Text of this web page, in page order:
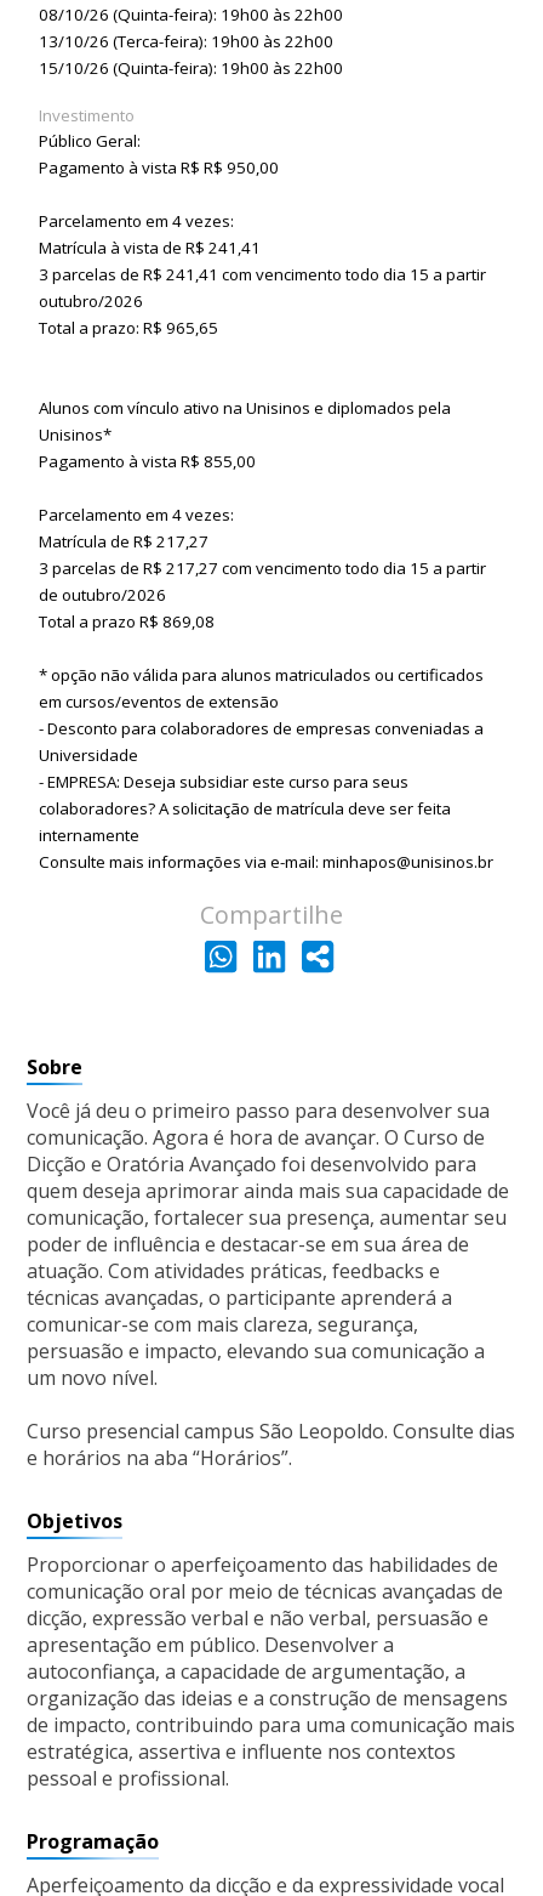
Sobre
Você já deu o primeiro passo para desenvolver sua
comunicação. Agora é hora de avançar. O Curso de
Dicção e Oratória Avançado foi desenvolvido para
quem deseja aprimorar ainda mais sua capacidade de
comunicação, fortalecer sua presença, aumentar seu
poder de influência e destacar-se em sua área de
atuação. Com atividades práticas, feedbacks e
técnicas avançadas, o participante aprenderá a
comunicar-se com mais clareza, segurança,
persuasão e impacto, elevando sua comunicação a
um novo nível.
Curso presencial campus São Leopoldo. Consulte dias
e horários na aba “Horários”.
Objetivos
Proporcionar o aperfeiçoamento das habilidades de
comunicação oral por meio de técnicas avançadas de
dicção, expressão verbal e não verbal, persuasão e
apresentação em público. Desenvolver a
autoconfiança, a capacidade de argumentação, a
organização das ideias e a construção de mensagens
de impacto, contribuindo para uma comunicação mais
estratégica, assertiva e influente nos contextos
pessoal e profissional.
Programação
Aperfeiçoamento da dicção e da expressividade vocal
08/10/26 (Quinta-feira): 19h00 às 22h00
13/10/26 (Terca-feira): 19h00 às 22h00
15/10/26 (Quinta-feira): 19h00 às 22h00
Investimento
Público Geral:
Pagamento à vista R$ R$ 950,00
Parcelamento em 4 vezes:
Matrícula à vista de R$ 241,41
3 parcelas de R$ 241,41 com vencimento todo dia 15 a partir
outubro/2026
Total a prazo: R$ 965,65
Alunos com vínculo ativo na Unisinos e diplomados pela
Unisinos*
Pagamento à vista R$ 855,00
Parcelamento em 4 vezes:
Matrícula de R$ 217,27
3 parcelas de R$ 217,27 com vencimento todo dia 15 a partir
de outubro/2026
Total a prazo R$ 869,08
* opção não válida para alunos matriculados ou certificados
em cursos/eventos de extensão
- Desconto para colaboradores de empresas conveniadas a
Universidade
- EMPRESA: Deseja subsidiar este curso para seus
colaboradores? A solicitação de matrícula deve ser feita
internamente
Consulte mais informações via e-mail: minhapos@unisinos.br
Compartilhe